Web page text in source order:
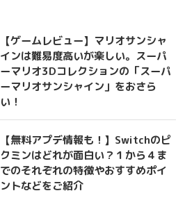
【ゲームレビュー】マリオサンシャ
インは難易度高いが楽しい。スーパ
ーマリオ3Dコレクションの「スーパ
ーマリオサンシャイン」をおさら
い！
【無料アプデ情報も！】Switchのピ
クミンはどれが面白い？１から４ま
でのそれぞれの特徴やおすすめポイ
ントなどをご紹介